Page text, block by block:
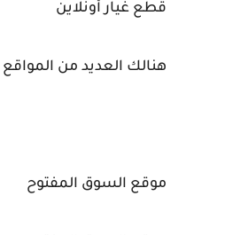
قطع غيار أونلاين
هنالك العديد من المواقع
موقع السوق المفتوح